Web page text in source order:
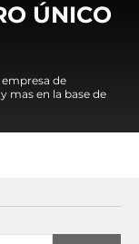
ÚNICO
de
mas en la base de